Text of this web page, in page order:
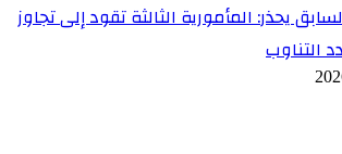
يحذر: المأمورية الثالثة تقود إلى تجاوز
التناوب